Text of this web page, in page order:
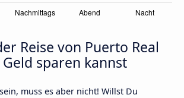
Reise von Puerto Real
sparen kannst
muss es aber nicht! Willst Du